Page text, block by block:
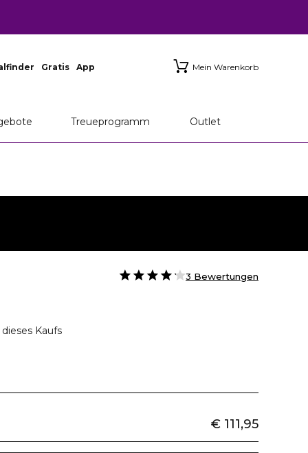
Gratis App Mein Warenkorb
Treueprogramm Outlet
3 Bewertungen
Kaufs
€ 111,95